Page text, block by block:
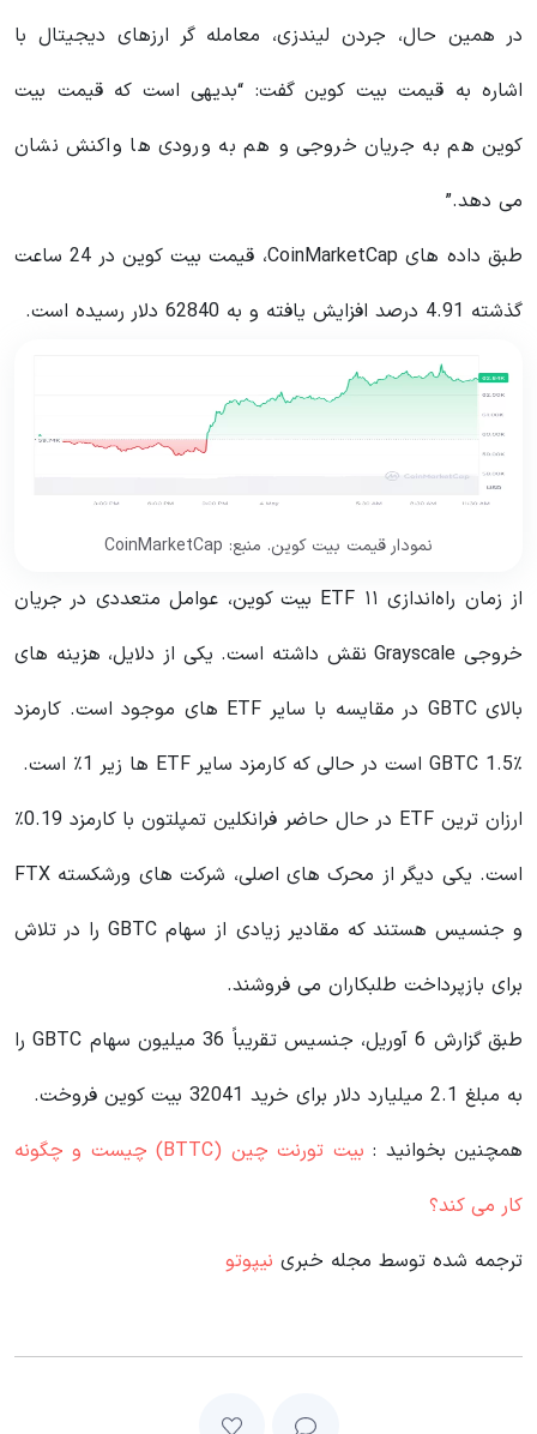
در همین حال، جردن لیندزی، معامله گر ارزهای دیجیتال با
اشاره به قیمت بیت کوین گفت: “بدیهی است که قیمت بیت
کوین هم به جریان خروجی و هم به ورودی ها واکنش نشان
می دهد.”
طبق داده های CoinMarketCap، قیمت بیت کوین در 24 ساعت
گذشته 4.91 درصد افزایش یافته و به 62840 دلار رسیده است.
نمودار قیمت بیت کوین. منبع: CoinMarketCap
از زمان راه‌اندازی ۱۱ ETF بیت کوین، عوامل متعددی در جریان
خروجی Grayscale نقش داشته است. یکی از دلایل، هزینه های
بالای GBTC در مقایسه با سایر ETF های موجود است. کارمزد
GBTC 1.5٪ است در حالی که کارمزد سایر ETF ها زیر 1٪ است.
ارزان ترین ETF در حال حاضر فرانکلین تمپلتون با کارمزد 0.19٪
است. یکی دیگر از محرک های اصلی، شرکت های ورشکسته FTX
و جنسیس هستند که مقادیر زیادی از سهام GBTC را در تلاش
برای بازپرداخت طلبکاران می فروشند.
طبق گزارش 6 آوریل، جنسیس تقریباً 36 میلیون سهام GBTC را
به مبلغ 2.1 میلیارد دلار برای خرید 32041 بیت کوین فروخت.
همچنین بخوانید :
بیت تورنت چین (BTTC) چیست و چگونه
کار می کند؟
ترجمه شده توسط مجله خبری نیپوتو